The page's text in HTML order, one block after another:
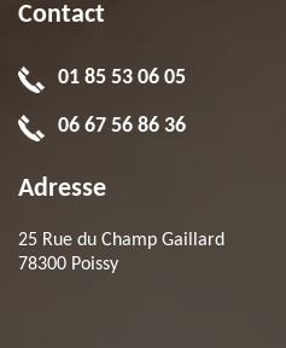
Contact
01 85 53 06 05
06 67 56 86 36
Adresse
25 Rue du Champ Gaillard
78300 Poissy